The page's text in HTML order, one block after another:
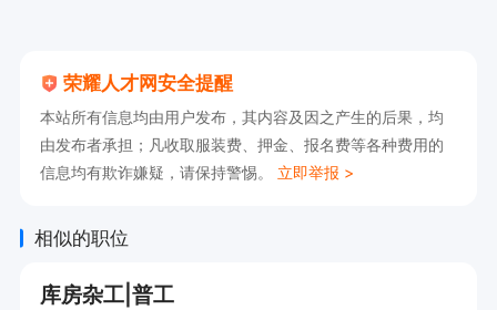
荣耀人才网安全提醒
本站所有信息均由用户发布，其内容及因之产生的后果，均
由发布者承担；凡收取服装费、押金、报名费等各种费用的
信息均有欺诈嫌疑，请保持警惕。 立即举报 >
相似的职位
库房杂工|普工